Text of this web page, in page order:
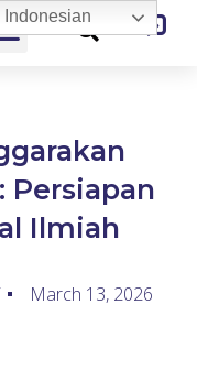
Persiapan
Ilmiah
March 13, 2026
Indonesian